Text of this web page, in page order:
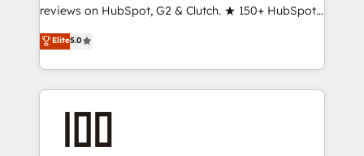
reviews on HubSpot, G2 & Clutch. ★ 150+ HubSpot
Certified Experts & Trainers across the team ★
1,500+ implementations across five continents ★ AI-
First, RevOps-led, Onboarding obsessed ★
Company of the Year 2024/25 INSIDEA helps
and build AI-powered workflows that drive adoption
Elite5.0